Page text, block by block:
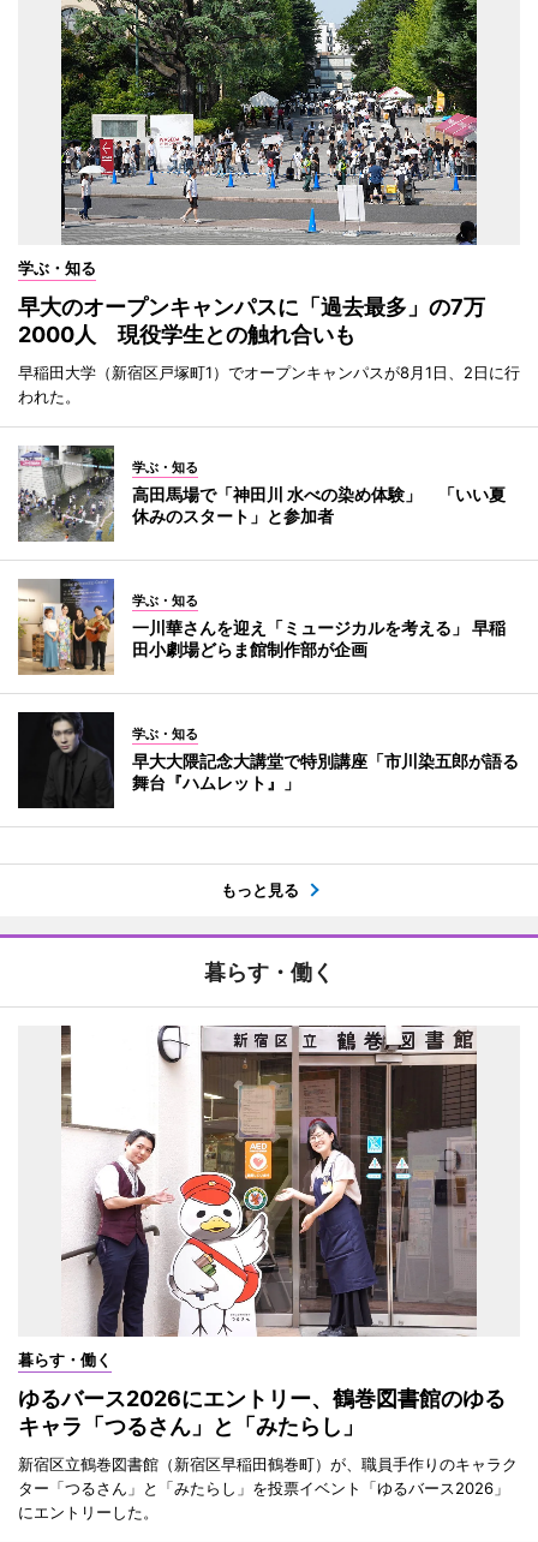
学ぶ・知る
早大のオープンキャンパスに「過去最多」の7万
2000人 現役学生との触れ合いも
早稲田大学（新宿区戸塚町1）でオープンキャンパスが8月1日、2日に行
われた。
学ぶ・知る
高田馬場で「神田川 水べの染め体験」 「いい夏
休みのスタート」と参加者
学ぶ・知る
一川華さんを迎え「ミュージカルを考える」 早稲
田小劇場どらま館制作部が企画
学ぶ・知る
早大大隈記念大講堂で特別講座「市川染五郎が語る
舞台『ハムレット』」
もっと見る
暮らす・働く
暮らす・働く
ゆるバース2026にエントリー、鶴巻図書館のゆる
キャラ「つるさん」と「みたらし」
新宿区立鶴巻図書館（新宿区早稲田鶴巻町）が、職員手作りのキャラク
ター「つるさん」と「みたらし」を投票イベント「ゆるバース2026」
にエントリーした。